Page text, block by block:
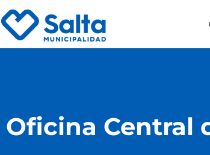
Oficina Central